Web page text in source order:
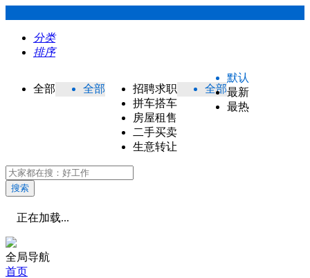
分类
排序
全部 全部
招聘求职
拼车搭车
房屋租售
二手买卖
生意转让
全部
默认
最新
最热
搜索
正在加载...
全局导航
首页